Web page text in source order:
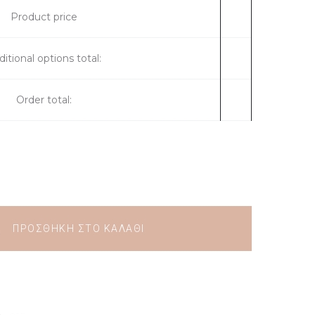
Product price
options total:
Order total:
ΠΡΟΣΘΉΚΗ ΣΤΟ ΚΑΛΆΘΙ